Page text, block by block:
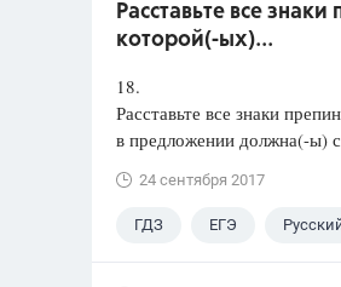
Расставьте все
которой(-ых)...
18.
Расставьте все знаки
в предложении должна(-ы)
24 сентября 2017
ГДЗ ЕГЭ